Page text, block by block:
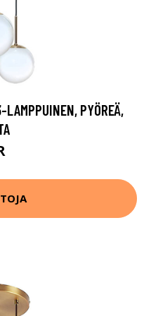
PYÖREÄ,